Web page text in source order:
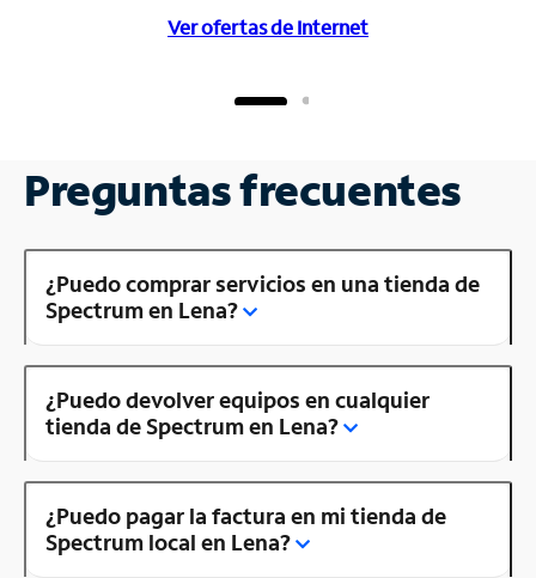
Ver ofertas de Internet
Preguntas frecuentes
¿Puedo comprar servicios en una tienda de
Spectrum en Lena?
¿Puedo devolver equipos en cualquier
tienda de Spectrum en Lena?
¿Puedo pagar la factura en mi tienda de
Spectrum local en Lena?